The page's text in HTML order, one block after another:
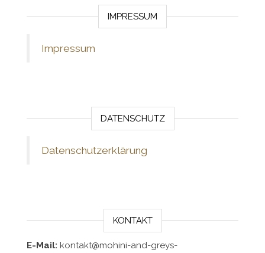
IMPRESSUM
Impressum
DATENSCHUTZ
Datenschutzerklärung
KONTAKT
E-Mail: kontakt@mohini-and-greys-